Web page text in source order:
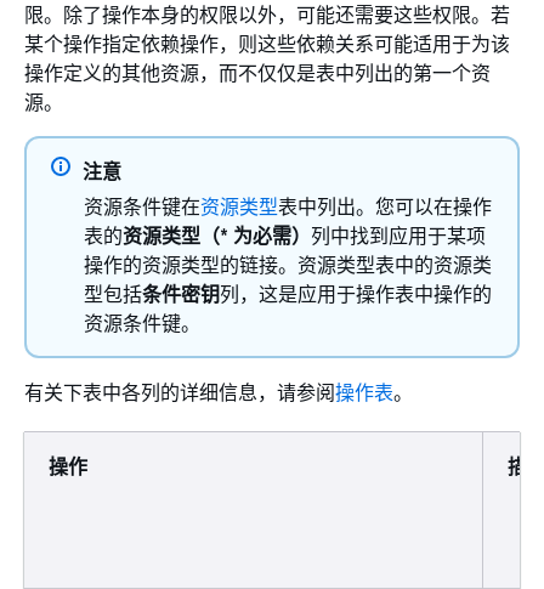
限。除了操作本身的权限以外，可能还需要这些权限。若
某个操作指定依赖操作，则这些依赖关系可能适用于为该
操作定义的其他资源，而不仅仅是表中列出的第一个资
源。
注意
资源条件键在资源类型表中列出。您可以在操作
表的资源类型（* 为必需） 列中找到应用于某项
操作的资源类型的链接。资源类型表中的资源类
型包括条件密钥列，这是应用于操作表中操作的
资源条件键。
有关下表中各列的详细信息，请参阅操作表。
操作 描